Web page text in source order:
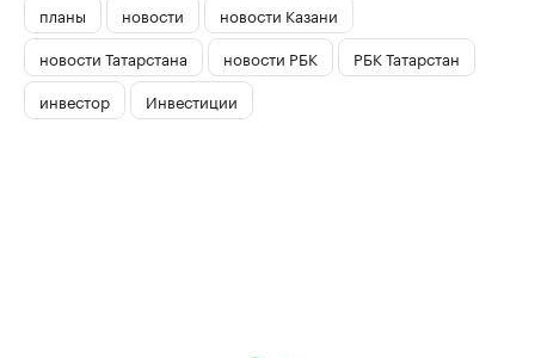
планы
новости
новости Казани
новости Татарстана
новости РБК
РБК Татарстан
инвестор
Инвестиции